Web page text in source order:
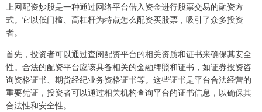
上网配资炒股是一种通过网络平台借入资金进行股票交易的融资方
式。它以低门槛、高杠杆为特点怎么配资买股票，吸引了众多投资
者。
首先，投资者可以通过查阅配资平台的相关资质和证书来确保其安全
性。合法的配资平台应该具备相关的金融牌照和证书，如证券投资咨
询资格证书、期货经纪业务资格证书等。这些证书是平台合法经营的
重要凭证，投资者可以通过相关机构查询平台的证书信息，以确保其
合法性和安全性。